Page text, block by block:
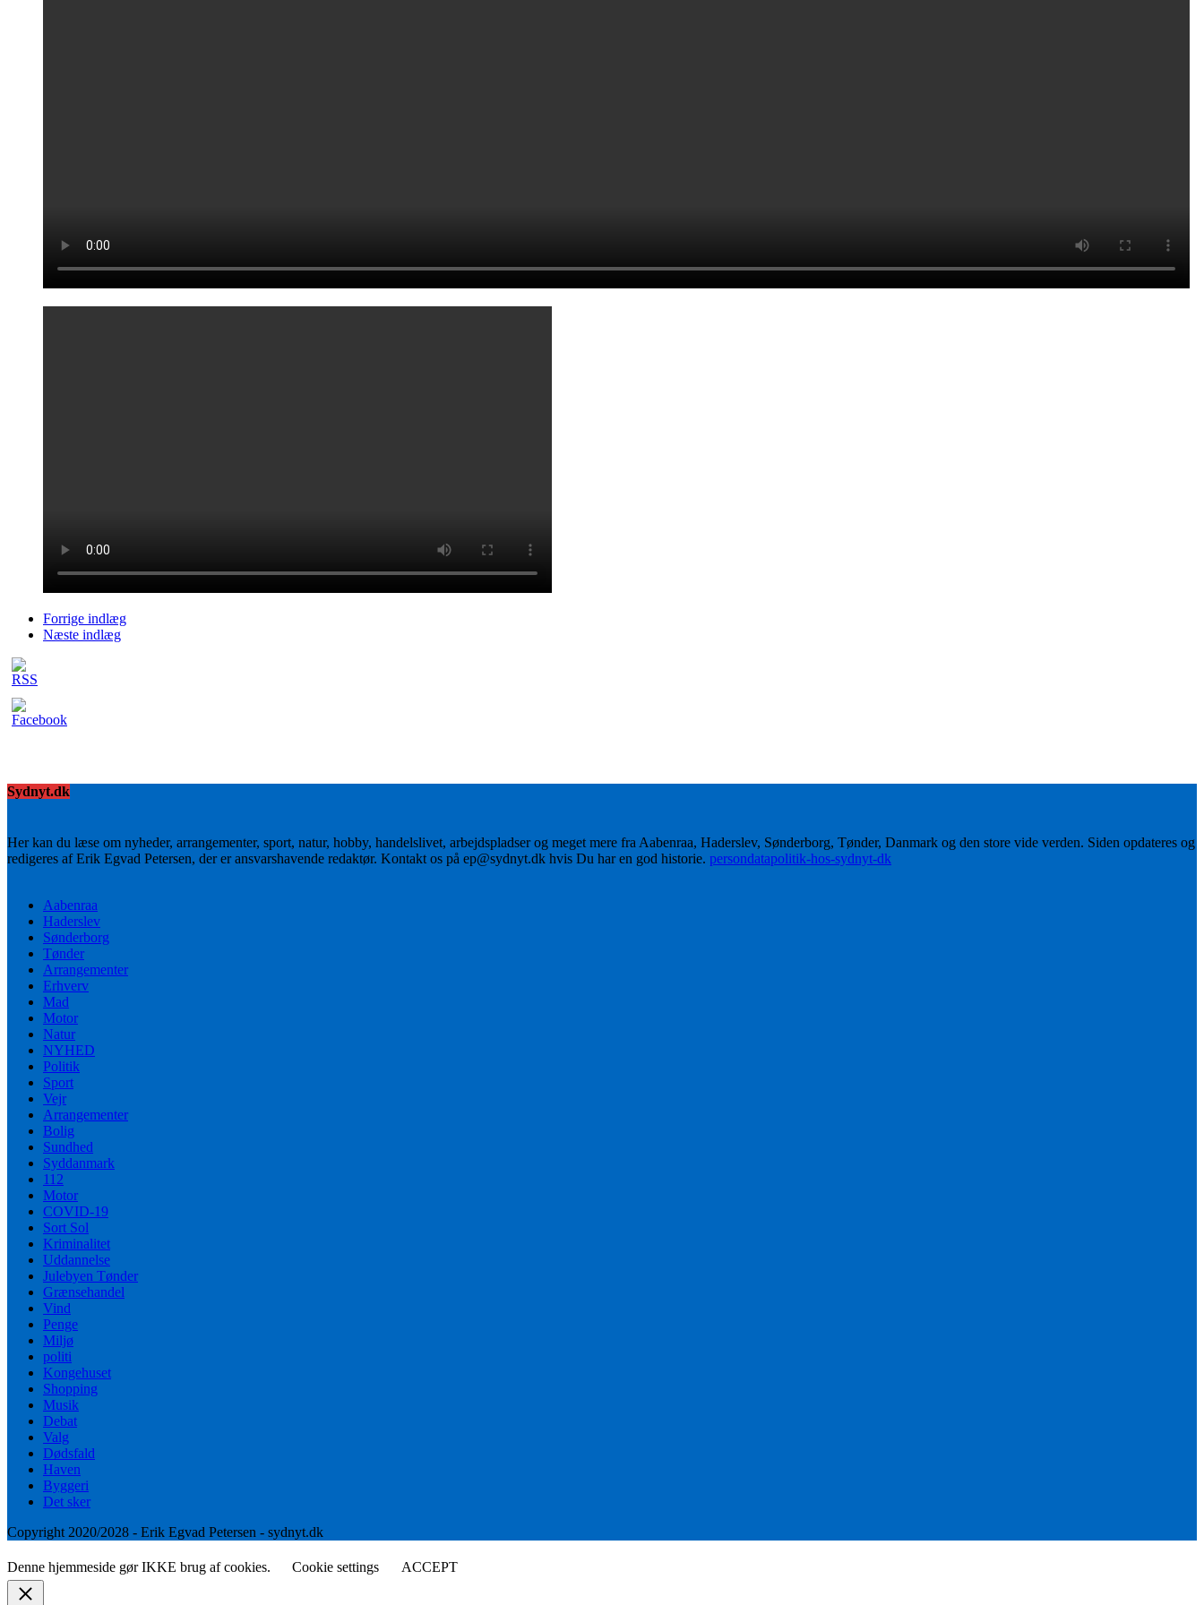
Forrige indlæg
Næste indlæg
Sydnyt.dk
Her kan du læse om nyheder, arrangementer, sport, natur, hobby, handelslivet, arbejdspladser og meget mere fra Aabenraa, Haderslev, Sønderborg, Tønder, Danmark og den store vide verden. Siden opdateres og
redigeres af Erik Egvad Petersen, der er ansvarshavende redaktør. Kontakt os på ep@sydnyt.dk hvis Du har en god historie. persondatapolitik-hos-sydnyt-dk
Aabenraa
Haderslev
Sønderborg
Tønder
Arrangementer
Erhverv
Mad
Motor
Natur
NYHED
Politik
Sport
Vejr
Arrangementer
Bolig
Sundhed
Syddanmark
112
Motor
COVID-19
Sort Sol
Kriminalitet
Uddannelse
Julebyen Tønder
Grænsehandel
Vind
Penge
Miljø
politi
Kongehuset
Shopping
Musik
Debat
Valg
Dødsfald
Haven
Byggeri
Det sker
Copyright 2020/2028 - Erik Egvad Petersen - sydnyt.dk
Denne hjemmeside gør IKKE brug af cookies. Cookie settings ACCEPT